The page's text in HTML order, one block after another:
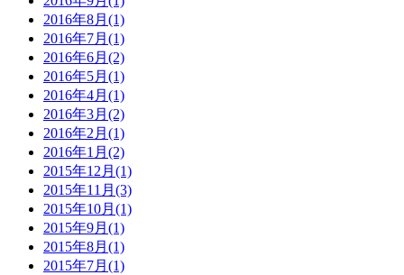
2016年8月(1)
2016年7月(1)
2016年6月(2)
2016年5月(1)
2016年4月(1)
2016年3月(2)
2016年2月(1)
2016年1月(2)
2015年12月(1)
2015年11月(3)
2015年10月(1)
2015年9月(1)
2015年8月(1)
2015年7月(1)